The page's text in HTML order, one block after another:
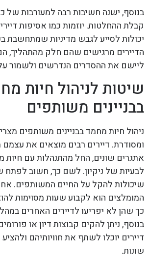
בנוסף, ישנה חשיבות רבה למעורבות של
קבלת ההחלטות. יוזמות כמו אסיפות
יכולות לסייע לגבש מדיניות שמתחשבת
הדיירים מרגישים שהם חלק מהתהליך, הם
ליישם את ההסדרים הנדרשים ולשמור על
שיטות לניהול חיות
בבניינים משותפים
ניהול חיות מחמד בבניינים משותפים
ומסודרת. דיירים רבים מוצאים את
אתגרים שונים, החל מהתנהלות עם חיות
לבעיות של ניקיון. לשם כך, חשוב לפתח
שיכולות להקל על החיים המשותפים.
המומלצים הוא לקבוע שעות מסוימות
כך שהן לא יפריעו לדיירים האחרים
בנוסף, ניתן להקים קבוצות דיון או
דיירים יוכלו לשתף את חוויותיהם ולהציע
שונות.